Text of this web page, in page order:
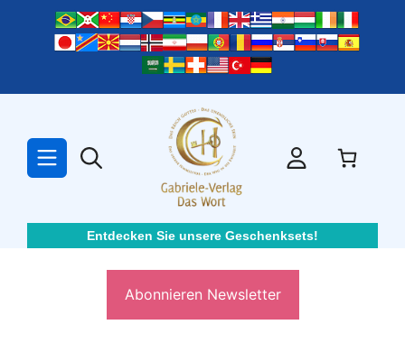
springen
Entdecken Sie unsere Geschenksets!
Abonnieren Newsletter